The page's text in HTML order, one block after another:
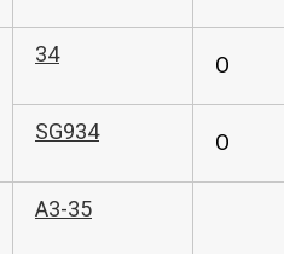
34 O
SG934 O
A3-35